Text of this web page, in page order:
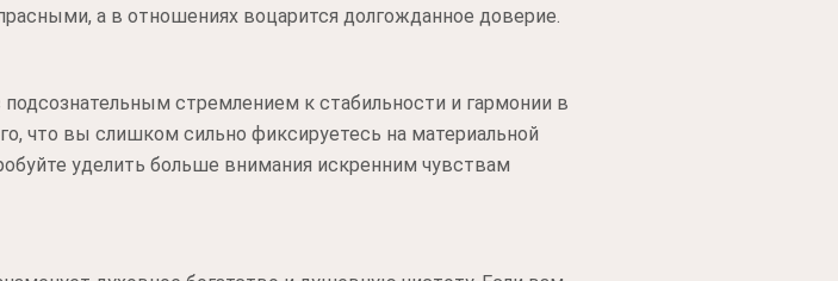
а в отношениях воцарится долгожданное доверие.
стремлением к стабильности и гармонии в
что вы слишком сильно фиксируетесь на материальной
уделить больше внимания искренним чувствам